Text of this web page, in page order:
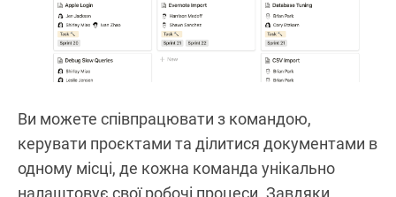
Ви можете співпрацювати з командою,
керувати проєктами та ділитися документами в
одному місці, де кожна команда унікально
налаштовує свої робочі процеси. Завдяки